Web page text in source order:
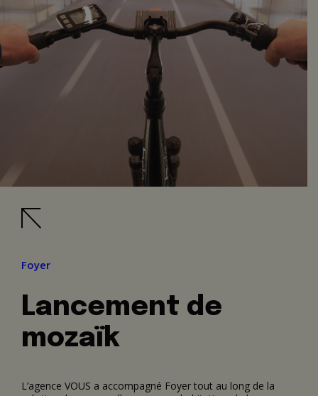
Foyer
Lancement de
mozaïk
L’agence VOUS a accompagné Foyer tout au long de la